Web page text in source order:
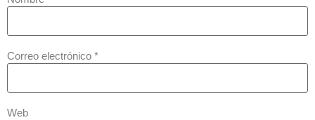
Correo electrónico *
Web